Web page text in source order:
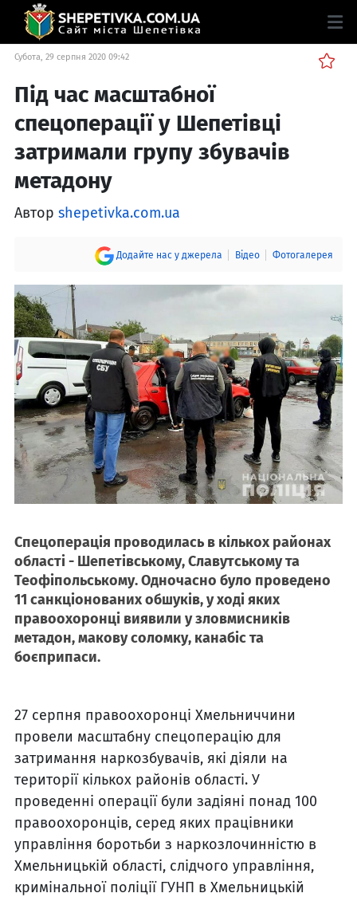
Субота, 29 серпня 2020 09:42
Під час масштабної
спецоперації у Шепетівці
затримали групу збувачів
метадону
Автор shepetivka.com.ua
Додайте нас у джерела Відео Фотогалерея
Спецоперація проводилась в кількох районах
області - Шепетівському, Славутському та
Теофіпольському. Одночасно було проведено
11 санкціонованих обшуків, у ході яких
правоохоронці виявили у зловмисників
метадон, макову соломку, канабіс та
боєприпаси.
27 серпня правоохоронці Хмельниччини
провели масштабну спецоперацію для
затримання наркозбувачів, які діяли на
території кількох районів області. У
проведенні операції були задіяні понад 100
правоохоронців, серед яких працівники
управління боротьби з наркозлочинністю в
Хмельницькій області, слідчого управління,
кримінальної поліції ГУНП в Хмельницькій